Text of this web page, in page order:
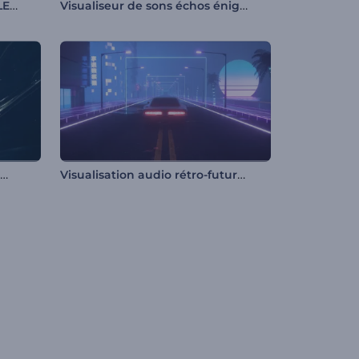
Visualiseur d'ondes sonores LED Visualiseur de sons échos énigmatiques
Visualiseur de réfraction rythmique Visualisation audio rétro-futuriste